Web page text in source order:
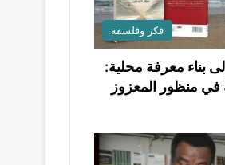
فكر وفلسفة
بناء معرفة محلية:
في منظور المعزوز